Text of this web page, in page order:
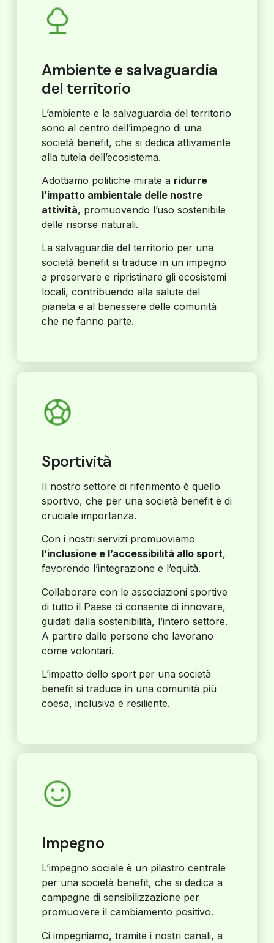
Ambiente e salvaguardia
del territorio
L’ambiente e la salvaguardia del territorio
sono al centro dell’impegno di una
società benefit, che si dedica attivamente
alla tutela dell’ecosistema.
Adottiamo politiche mirate a ridurre
l’impatto ambientale delle nostre
attività, promuovendo l’uso sostenibile
delle risorse naturali.
La salvaguardia del territorio per una
società benefit si traduce in un impegno
a preservare e ripristinare gli ecosistemi
locali, contribuendo alla salute del
pianeta e al benessere delle comunità
che ne fanno parte.
Sportività
Il nostro settore di riferimento è quello
sportivo, che per una società benefit è di
cruciale importanza.
Con i nostri servizi promuoviamo
l’inclusione e l’accessibilità allo sport,
favorendo l’integrazione e l’equità.
Collaborare con le associazioni sportive
di tutto il Paese ci consente di innovare,
guidati dalla sostenibilità, l’intero settore.
A partire dalle persone che lavorano
come volontari.
L’impatto dello sport per una società
benefit si traduce in una comunità più
coesa, inclusiva e resiliente.
Impegno
L’impegno sociale è un pilastro centrale
per una società benefit, che si dedica a
campagne di sensibilizzazione per
promuovere il cambiamento positivo.
Ci impegniamo, tramite i nostri canali, a